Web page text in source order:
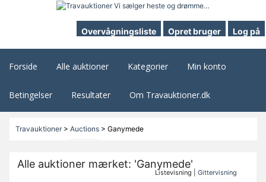
Overvågningsliste Opret bruger Log på
Forside Alle auktioner Kategorier Min konto
Betingelser Resultater Om Travauktioner.dk
Travauktioner> Auctions> Ganymede
Alle auktioner mærket: 'Ganymede'
Listevisning |Gittervisning